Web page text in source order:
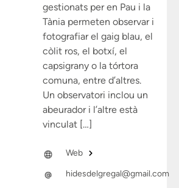
gestionats per en Pau i la
Tània permeten observar i
fotografiar el gaig blau, el
còlit ros, el botxí, el
capsigrany o la tórtora
comuna, entre d’altres.
Un observatori inclou un
abeurador i l’altre està
vinculat […]
Web
hidesdelgregal@gmail.com